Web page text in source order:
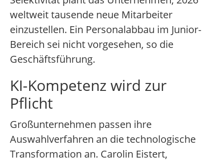
weltweit tausende neue Mitarbeiter
einzustellen. Ein Personalabbau im Junior-
Bereich sei nicht vorgesehen, so die
Geschäftsführung.
KI-Kompetenz wird zur
Pflicht
Großunternehmen passen ihre
Auswahlverfahren an die technologische
Transformation an. Carolin Eistert,